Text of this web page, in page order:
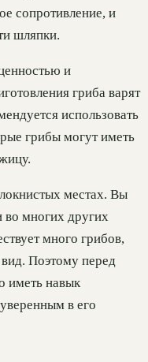
сопротивление, и
шляпки.
и
гриба варят
использовать
грибы могут иметь
местах. Вы
во многих других
много грибов,
Поэтому перед
иметь навык
в его